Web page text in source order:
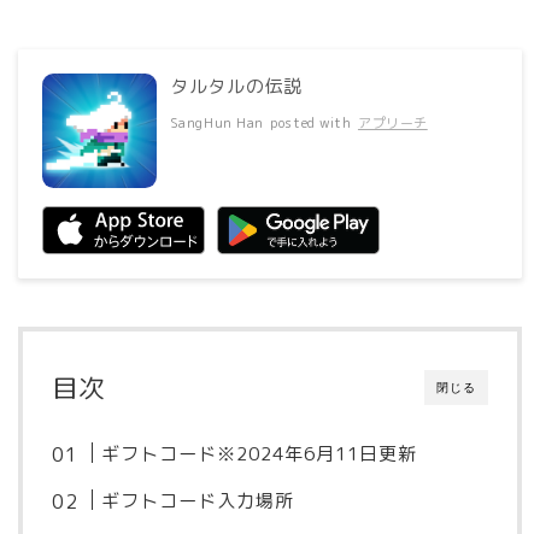
タルタルの伝説
SangHun Han posted with アプリーチ
閉じる
目次
ギフトコード※2024年6月11日更新
ギフトコード入力場所